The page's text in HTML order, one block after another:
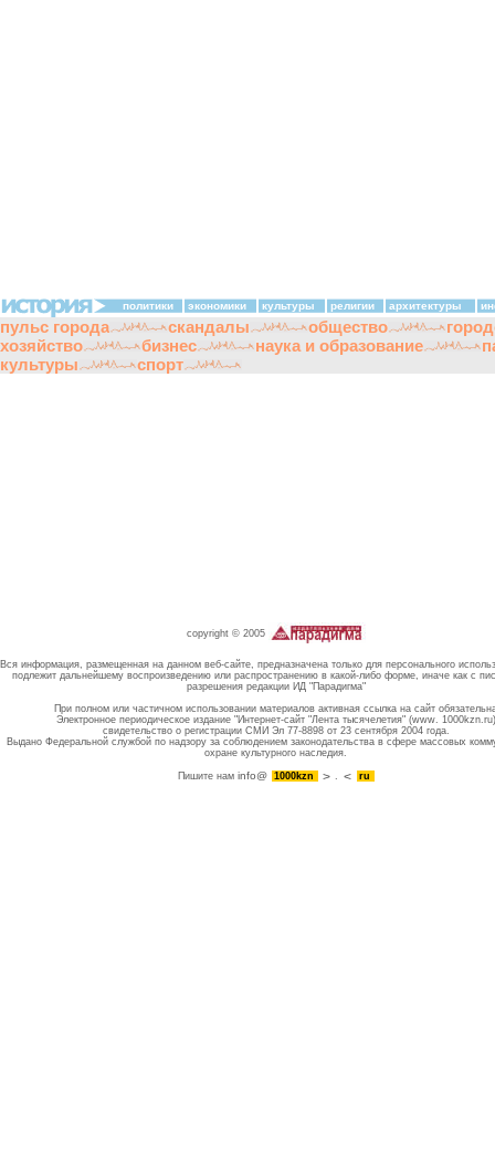
политики экономики культуры религии архитектуры
пульс города скандалы общество
хозяйство
бизнес наука и образование
культуры
спорт
copyright © 2005
Вся информация, размещенная на данном веб-сайте, предназначена только для персонального
подлежит дальнейшему воспроизведению или распространению в какой-либо форме, иначе как с
разрешения редакции ИД "Парадигма"
При полном или частичном использовании материалов активная ссылка на сайт
Электронное периодическое издание "Интернет-сайт "Лента тысячелетия" (www. 1000kzn.ru)
свидетельство о регистрации СМИ Эл 77-8898 от 23 сентября 2004 года.
Выдано Федеральной службой по надзору за соблюдением законодательства в сфере массовых
охране культурного наследия.
Пишите намinfo@ 1000kzn . ru